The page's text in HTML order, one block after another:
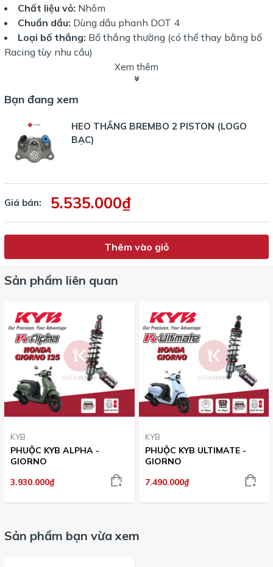
Chất liệu vỏ: Nhôm
Chuẩn dầu: Dùng dầu phanh DOT 4
Loại bố thắng: Bố thắng thường (có thể thay bằng bố
Racing tùy nhu cầu)
Gắn pat chuyển đổi theo từng dòng xe
Cảm giác phanh mượt, lực thắng ổn định
Thiết kế đẹp, logo Brembo bạc nổi bật
Tương thích nhiều dòng xe phổ biến tại Việt Nam
Xem thêm
Bạn đang xem
HEO THẮNG BREMBO 2 PISTON (LOGO
BẠC)
Giá bán: 5.535.000₫
Thêm vào giỏ
Sản phẩm liên quan
KYB
PHUỘC KYB ALPHA -
GIORNO
3.930.000₫
KYB
PHUỘC KYB ULTIMATE -
GIORNO
7.490.000₫
Sản phẩm bạn vừa xem